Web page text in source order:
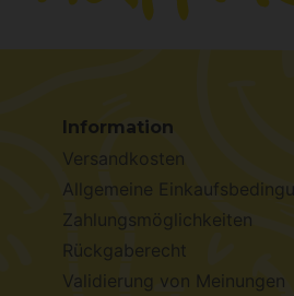
Information
Versandkosten
Allgemeine
Zahlungsmöglichkeiten
Rückgaberecht
Validierung von Meinungen